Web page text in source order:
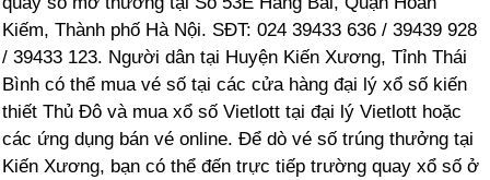
Kiếm, Thành phố Hà Nội. SĐT: 024 39433 636 / 39439 928
/ 39433 123. Người dân tại Huyện Kiến Xương, Tỉnh Thái
Bình có thể mua vé số tại các cửa hàng đại lý xổ số kiến
thiết Thủ Đô và mua xổ số Vietlott tại đại lý Vietlott hoặc
các ứng dụng bán vé online. Để dò vé số trúng thưởng tại
Kiến Xương, bạn có thể đến trực tiếp trường quay xổ số ở